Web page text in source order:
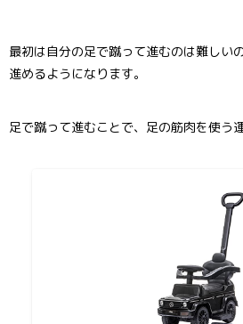
最初は自分の足で蹴って進むのは難しい
進めるようになります。
足で蹴って進むことで、足の筋肉を使う